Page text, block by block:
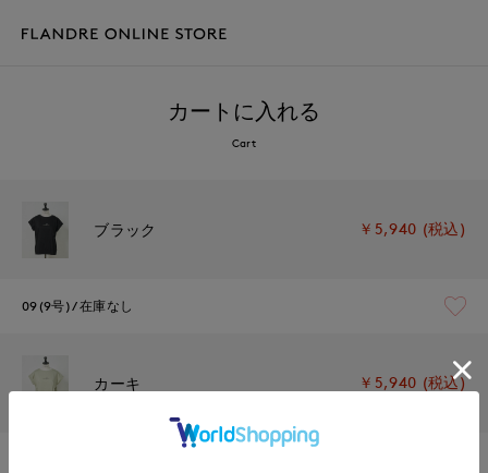
カートに入れる
Cart
ブラック ￥5,940 (税込)
09(9号) 在庫なし
カーキ ￥5,940 (税込)